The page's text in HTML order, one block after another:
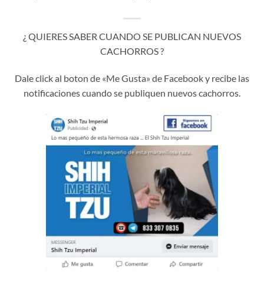
¿ QUIERES SABER CUANDO SE PUBLICAN NUEVOS
CACHORROS ?
Dale click al boton de «Me Gusta» de Facebook y recibe las
notificaciones cuando se publiquen nuevos cachorros.